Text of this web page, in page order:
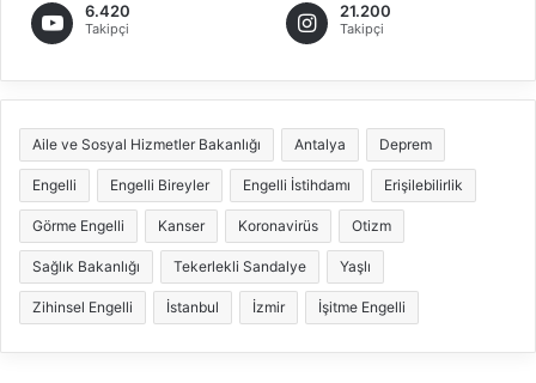
6.420
Takipçi
21.200
Takipçi
Aile ve Sosyal Hizmetler Bakanlığı Antalya Deprem
Engelli Engelli Bireyler Engelli İstihdamı Erişilebilirlik
Görme Engelli Kanser Koronavirüs Otizm
Sağlık Bakanlığı Tekerlekli Sandalye Yaşlı
Zihinsel Engelli İstanbul İzmir İşitme Engelli